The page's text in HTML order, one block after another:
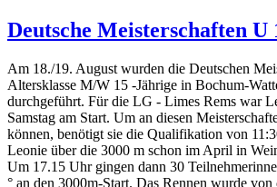
Deutsche Meisterschaften U
Am 18./19. August wurden die Deutschen
Altersklasse M/W 15 -Jährige in Bochum-
durchgeführt. Für die LG - Limes Rems war
Samstag am Start. Um an diesen
können, benötigt sie die Qualifikation von
Leonie über die 3000 m schon im April in
Um 17.15 Uhr gingen dann 30
° an den 3000m-Start. Das Rennen wurde